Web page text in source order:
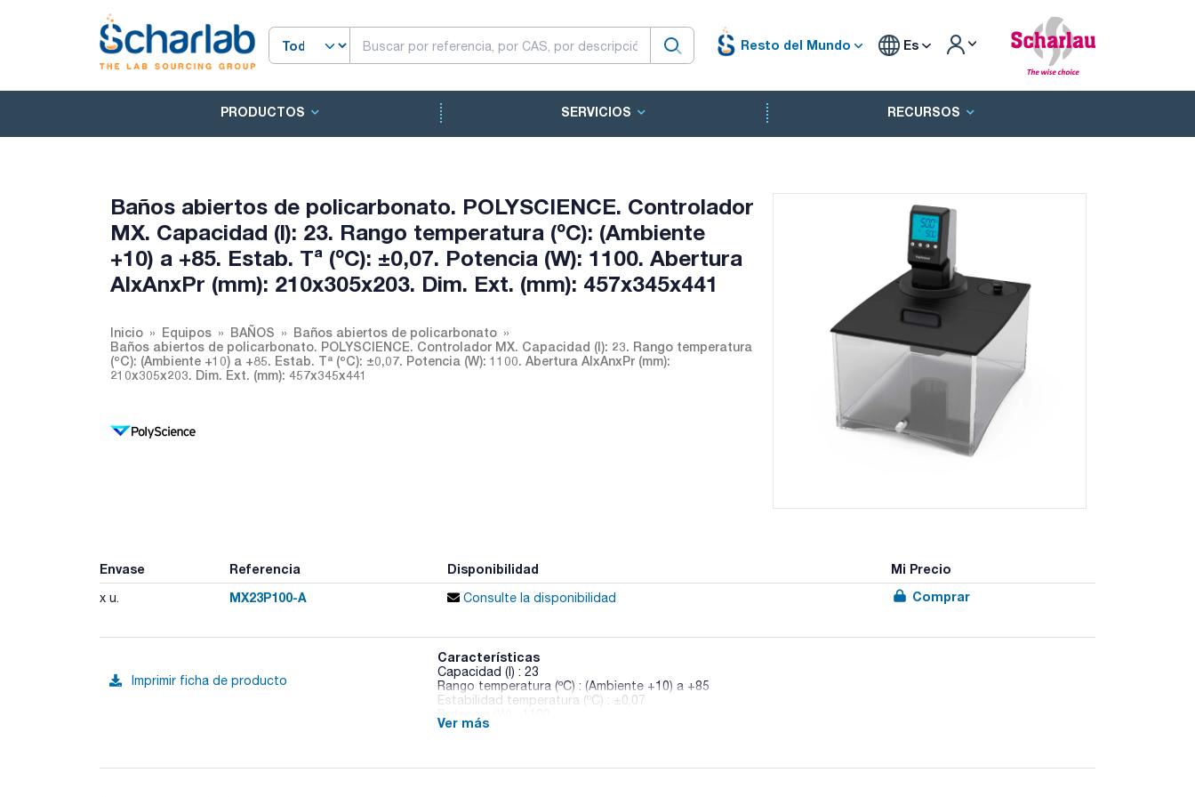
Resto del Mundo Es
PRODUCTOS SERVICIOS RECURSOS
Baños abiertos de policarbonato. POLYSCIENCE. Controlador
MX. Capacidad (l): 23. Rango temperatura (ºC): (Ambiente
+10) a +85. Estab. Tª (ºC): ±0,07. Potencia (W): 1100. Abertura
AlxAnxPr (mm): 210x305x203. Dim. Ext. (mm): 457x345x441
Inicio Equipos BAÑOS
Baños abiertos de policarbonato
Baños abiertos de policarbonato. POLYSCIENCE. Controlador MX. Capacidad (l): 23. Rango temperatura
(ºC): (Ambiente +10) a +85. Estab. Tª (ºC): ±0,07. Potencia (W): 1100. Abertura AlxAnxPr (mm):
210x305x203. Dim. Ext. (mm): 457x345x441
Envase Referencia Disponibilidad Mi Precio
x u. MX23P100-A Consulte la disponibilidad Comprar
Imprimir ficha de producto
Características
Capacidad (l) : 23
Rango temperatura (ºC) : (Ambiente +10) a +85
Estabilidad temperatura (ºC) : ±0,07
Abertura AlxAnxPr (mm) : 210x305x203
Ver más